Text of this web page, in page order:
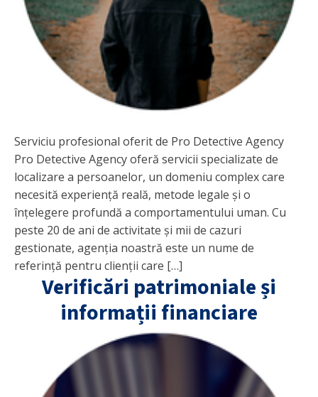
Serviciu profesional oferit de Pro Detective Agency
Pro Detective Agency oferă servicii specializate de
localizare a persoanelor, un domeniu complex care
necesită experiență reală, metode legale și o
înțelegere profundă a comportamentului uman. Cu
peste 20 de ani de activitate și mii de cazuri
gestionate, agenția noastră este un nume de
referință pentru clienții care […]
Verificări patrimoniale și
informații financiare